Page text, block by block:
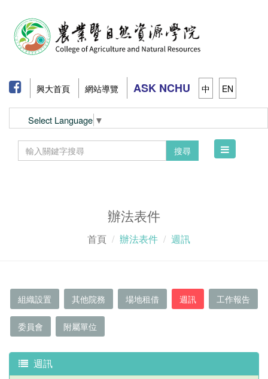
興大首頁 網站導覽 ASK NCHU 中 EN
Select Language ▼
搜尋
Toggle
辦法表件
首頁 辦法表件 週訊
組織設置 其他院務 場地租借 週訊 工作報告
委員會 附屬單位
週訊